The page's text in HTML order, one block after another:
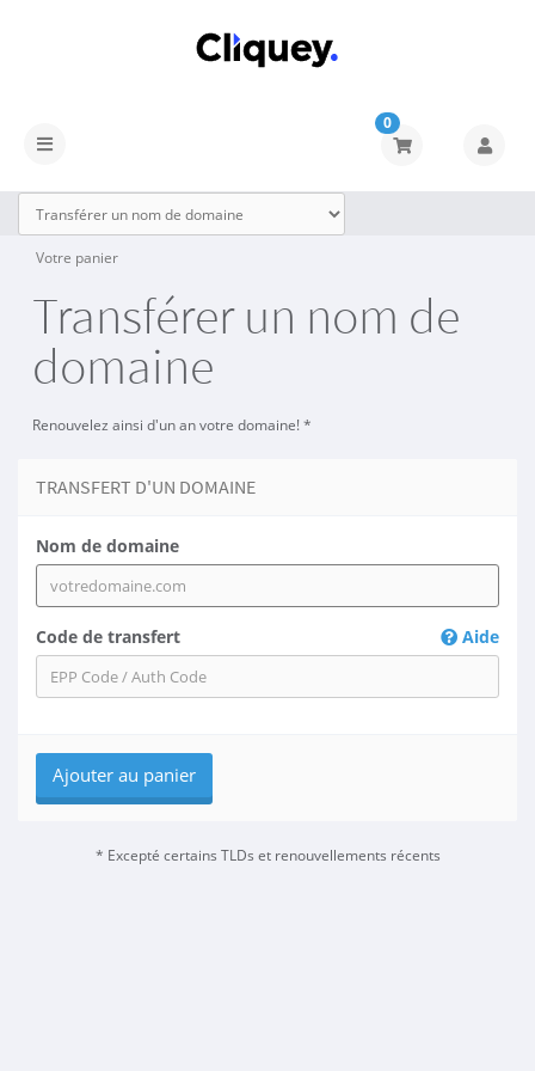
0
Votre panier
Transférer un nom de
domaine
Renouvelez ainsi d'un an votre domaine! *
TRANSFERT D'UN DOMAINE
Nom de domaine
Code de transfert Aide
Ajouter au panier
* Excepté certains TLDs et renouvellements récents